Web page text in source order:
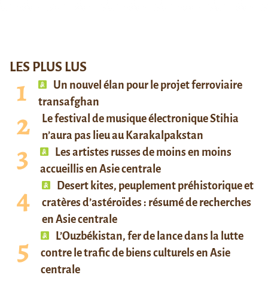
LES PLUS LUS
Un nouvel élan pour le projet ferroviaire
transafghan
Le festival de musique électronique Stihia
n’aura pas lieu au Karakalpakstan
Les artistes russes de moins en moins
accueillis en Asie centrale
Desert kites, peuplement préhistorique et
cratères d’astéroïdes : résumé de recherches
en Asie centrale
L’Ouzbékistan, fer de lance dans la lutte
contre le trafic de biens culturels en Asie
centrale